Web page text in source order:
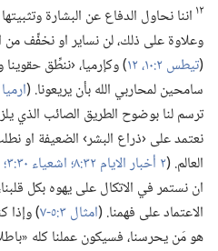
١٢ اننا نحاول الدفاع عن البشارة
وعلاوة على ذلك،‏ لن نساير او نخفِّف من
(‏تيطس ٢:‏١٠،‏
‏)‏ وكإرميا،‏ ‹ننطِّق حقوينا
سامحين لمحاربي الله بأن يريعونا.‏ (‏ارميا ١:‏١٧،‏ ١٨
ترسم لنا بوضوح الطريق الصائب الذي
نعتمد على ‹ذراع البشر› الضعيفة او
العالم.‏ (‏٢ أخبار الايام ٣٢:‏٨؛‏ اشعياء ٣٠:‏٣؛‏
ان نستمر في الاتكال على يهوه بكل
الاعتماد على فهمنا.‏ (‏امثال ٣:‏٥-‏٧
‏)‏ وإذا
هو مَن يحرسنا،‏ فسيكون عملنا كله